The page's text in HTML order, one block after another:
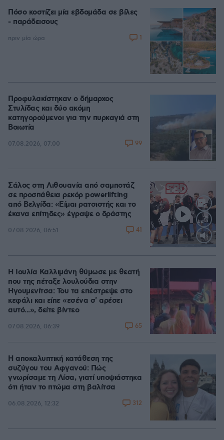
Πόσο κοστίζει μία εβδομάδα σε βίλες
- παράδεισους
πριν μία ώρα 1
Προφυλακίστηκαν ο δήμαρχος
Στυλίδας και δύο ακόμη
κατηγορούμενοι για την πυρκαγιά στη
Βοιωτία
07.08.2026, 07:00 99
Loaded
Σάλος στη Λιθουανία από σαμποτάζ
σε προσπάθεια ρεκόρ powerlifting
από Βελγίδα: «Είμαι ρατσιστής και το
έκανα επίτηδες» έγραψε ο δράστης
07.08.2026, 06:51 41
Η Ιουλία Καλλιμάνη θύμωσε με θεατή
που της πέταξε λουλούδια στην
Ηγουμενίτσα: Του τα επέστρεψε στο
κεφάλι και είπε «εσένα σ' αρέσει
αυτό...», δείτε βίντεο
07.08.2026, 06:39 65
Η αποκαλυπτική κατάθεση της
συζύγου του Αφγανού: Πώς
γνωρίσαμε τη Λίσα, γιατί υποψιάστηκα
ότι ήταν το πτώμα στη βαλίτσα
06.08.2026, 12:32 312